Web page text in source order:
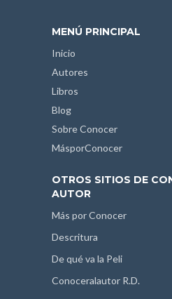
MENÚ PRINCIPAL
Inicio
Autores
Libros
Blog
Sobre Conocer
MásporConocer
OTROS SITIOS DE
AUTOR
Más por Conocer
Descritura
De qué va la Peli
Conoceralautor R.D.